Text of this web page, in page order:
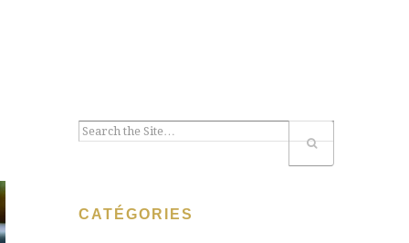
CATÉGORIES